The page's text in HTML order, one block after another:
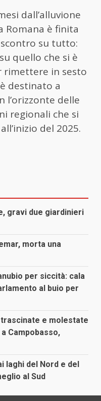
dall’alluvione
Romana è finita
su tutto:
quello che si è
in sesto
destinato a
l’orizzonte delle
regionali che si
del 2025.
gravi due giardinieri
morta una
per siccità: cala
al buio per
trascinate e molestate
Campobasso,
laghi del Nord e del
al Sud